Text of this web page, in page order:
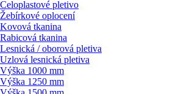
Celoplastové pletivo
Žebírkové oplocení
Kovová tkanina
Rabicová tkanina
Lesnická / oborová pletiva
Uzlová lesnická pletiva
Výška 1000 mm
Výška 1250 mm